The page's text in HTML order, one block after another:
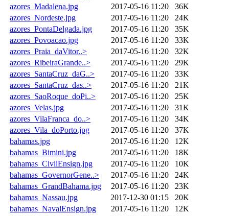
azores_Madalena.jpg
2017-05-16 11:20
36K
azores_Nordeste.jpg
2017-05-16 11:20
24K
azores_PontaDelgada.jpg
2017-05-16 11:20
35K
azores_Povoacao.jpg
2017-05-16 11:20
33K
azores_Praia_daVitor..>
2017-05-16 11:20
32K
azores_RibeiraGrande..>
2017-05-16 11:20
29K
azores_SantaCruz_daG..>
2017-05-16 11:20
33K
azores_SantaCruz_das..>
2017-05-16 11:20
21K
azores_SaoRoque_doPi..>
2017-05-16 11:20
25K
azores_Velas.jpg
2017-05-16 11:20
31K
azores_VilaFranca_do..>
2017-05-16 11:20
34K
azores_Vila_doPorto.jpg
2017-05-16 11:20
37K
bahamas.jpg
2017-05-16 11:20
12K
bahamas_Bimini.jpg
2017-05-16 11:20
18K
bahamas_CivilEnsign.jpg
2017-05-16 11:20
10K
bahamas_GovernorGene..>
2017-05-16 11:20
24K
bahamas_GrandBahama.jpg
2017-05-16 11:20
23K
bahamas_Nassau.jpg
2017-12-30 01:15
20K
bahamas_NavalEnsign.jpg
2017-05-16 11:20
12K